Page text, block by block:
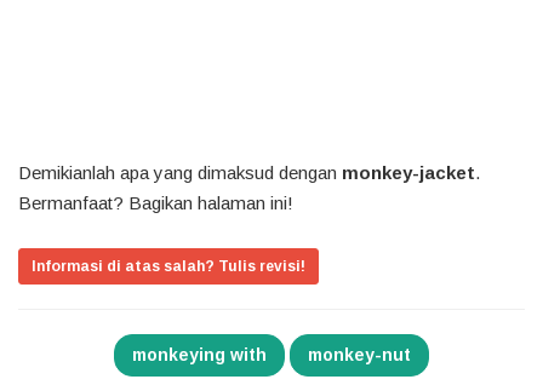
Demikianlah apa yang dimaksud dengan monkey-jacket.
Bermanfaat? Bagikan halaman ini!
Informasi di atas salah? Tulis revisi!
monkeying with monkey-nut